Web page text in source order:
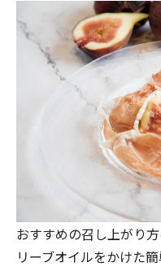
おすすめの召し上がり
リーブオイルをかけた